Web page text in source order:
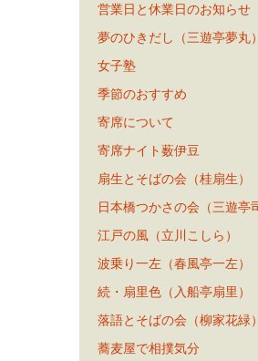
営業日と休業日のお知らせ
夢のひきだし（三遊亭夢丸）
女子塾
季節のおすすめ
寄席について
寄席ナイト薮伊豆
扇生とそばの会（桂扇生）
日本橋つかさの会（三遊亭
江戸の風（立川こしら）
波乗り一左（春風亭一左）
続・扇里色（入船亭扇里）
落語とそばの会（柳家花緑）
蕎麦屋で相撲気分